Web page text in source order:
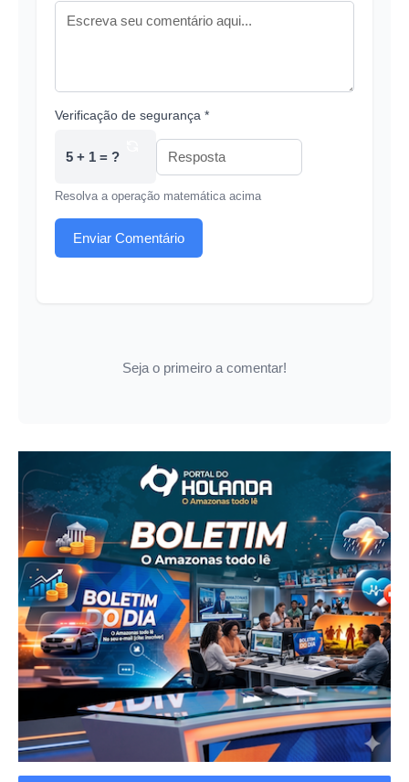
Verificação de segurança *
5 + 1 = ?
Resolva a operação matemática acima
Enviar Comentário
Seja o primeiro a comentar!